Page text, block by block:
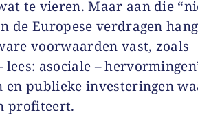
te vieren. Maar aan die
de Europese verdragen
voorwaarden vast, zoals
lees: asociale –
publieke investeringen
profiteert.